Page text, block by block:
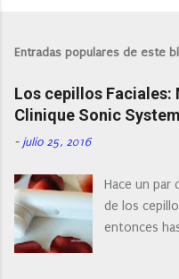
Entradas populares de este
Los cepillos Faciales:
Clinique Sonic System
- julio 25, 2016
Hace un par
de los
entonces
con